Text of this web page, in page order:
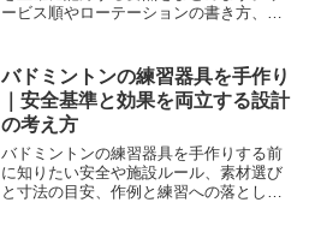
ービス順やローテーションの書き方、延
バドミントンの練習器具を手作り
｜安全基準と効果を両立する設計
の考え方
バドミントンの練習器具を手作りする前
に知りたい安全や施設ルール、素材選び
と寸法の目安、作例と練習への落とし込